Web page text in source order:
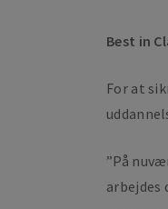
Best in
For at
”På
arbejdes